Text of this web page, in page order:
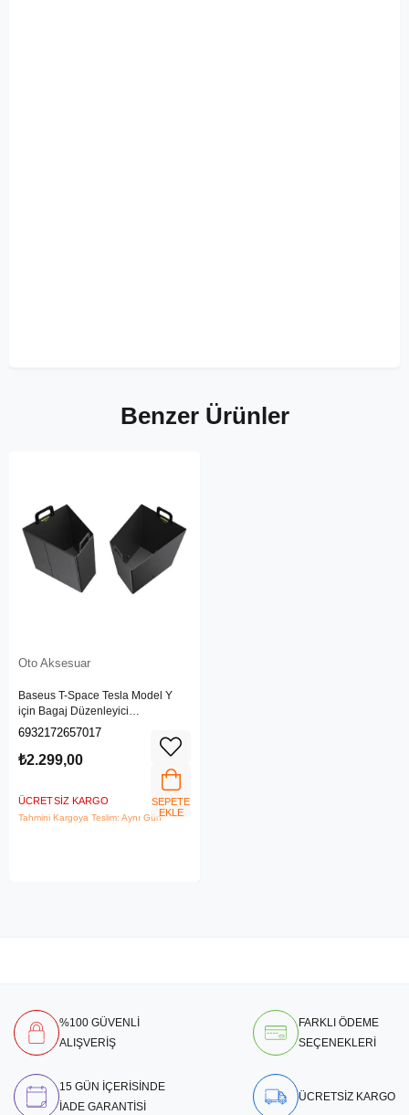
Benzer Ürünler
Oto Aksesuar
Baseus T-Space Tesla Model Y
için Bagaj Düzenleyici
C20251304111-00
6932172657017
₺2.299,00
ÜCRETSIZ KARGO
Tahmini Kargoya Teslim: Aynı Gün
SEPETE
EKLE
%100 GÜVENLİ
ALIŞVERİŞ
FARKLI ÖDEME
SEÇENEKLERİ
15 GÜN İÇERİSİNDE
İADE GARANTİSİ
ÜCRETSİZ KARGO